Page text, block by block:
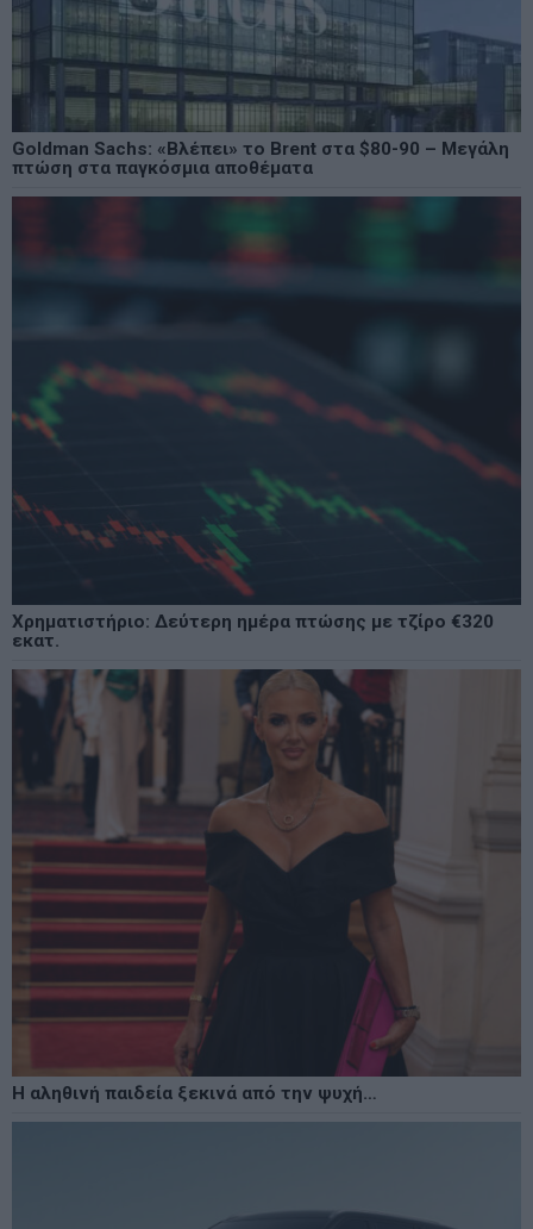
Goldman Sachs: «Βλέπει» το Brent στα $80-90 – Μεγάλη
πτώση στα παγκόσμια αποθέματα
Χρηματιστήριο: Δεύτερη ημέρα πτώσης με τζίρο €320
εκατ.
Η αληθινή παιδεία ξεκινά από την ψυχή…